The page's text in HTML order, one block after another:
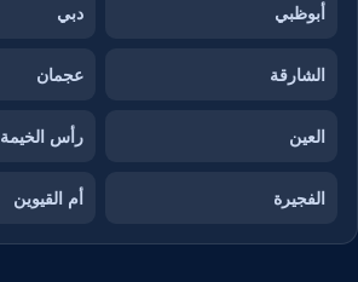
أبوظبي دبي
الشارقة عجمان
العين رأس الخيمة
الفجيرة أم القيوين